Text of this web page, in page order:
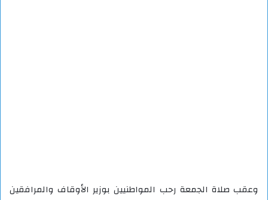
وعقب صلاة الجمعة رحب المواطنيين بوزير الأوقاف والمرافقين